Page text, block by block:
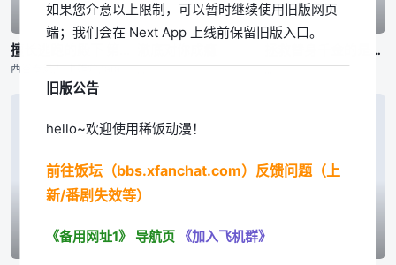
03|周六01:00
西谷泰史,川上雄介,taracod、takao,小岛あゆみ
05|周三21:10
,,,
拯救替身千金的是冷酷无情冰之王子的爱
,,,
如果您介意以上限制，可以暂时继续使用旧版网页
端；我们会在 Next App 上线前保留旧版入口。
旧版公告
hello~欢迎使用稀饭动漫！
前往饭坛（bbs.xfanchat.com）反馈问题（上
新/番剧失效等）
《备用网址1》 导航页 《加入飞机群》